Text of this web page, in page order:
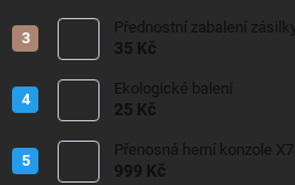
Přednostní zabalení zásilky
35 Kč
Ekologické balení
25 Kč
Přenosná herní konzole
999 Kč